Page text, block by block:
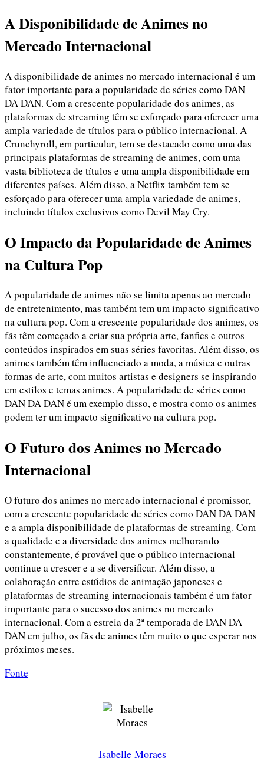
A Disponibilidade de Animes no
Mercado Internacional
A disponibilidade de animes no mercado internacional é um
fator importante para a popularidade de séries como DAN
DA DAN. Com a crescente popularidade dos animes, as
plataformas de streaming têm se esforçado para oferecer uma
ampla variedade de títulos para o público internacional. A
Crunchyroll, em particular, tem se destacado como uma das
principais plataformas de streaming de animes, com uma
vasta biblioteca de títulos e uma ampla disponibilidade em
diferentes países. Além disso, a Netflix também tem se
esforçado para oferecer uma ampla variedade de animes,
incluindo títulos exclusivos como Devil May Cry.
O Impacto da Popularidade de Animes
na Cultura Pop
A popularidade de animes não se limita apenas ao mercado
de entretenimento, mas também tem um impacto significativo
na cultura pop. Com a crescente popularidade dos animes, os
fãs têm começado a criar sua própria arte, fanfics e outros
conteúdos inspirados em suas séries favoritas. Além disso, os
animes também têm influenciado a moda, a música e outras
formas de arte, com muitos artistas e designers se inspirando
em estilos e temas animes. A popularidade de séries como
DAN DA DAN é um exemplo disso, e mostra como os animes
podem ter um impacto significativo na cultura pop.
O Futuro dos Animes no Mercado
Internacional
O futuro dos animes no mercado internacional é promissor,
com a crescente popularidade de séries como DAN DA DAN
e a ampla disponibilidade de plataformas de streaming. Com
a qualidade e a diversidade dos animes melhorando
constantemente, é provável que o público internacional
continue a crescer e a se diversificar. Além disso, a
colaboração entre estúdios de animação japoneses e
plataformas de streaming internacionais também é um fator
importante para o sucesso dos animes no mercado
internacional. Com a estreia da 2ª temporada de DAN DA
DAN em julho, os fãs de animes têm muito o que esperar nos
próximos meses.
Fonte
Isabelle Moraes